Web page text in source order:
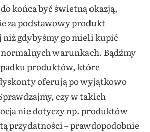
końca być świetną okazją,
za podstawowy produkt
niż gdybyśmy go mieli kupić
normalnych warunkach. Bądźmy
produktów, które
oferują po wyjątkowo
czy w takich
nie dotyczy np. produktów
przydatności – prawdopodobnie